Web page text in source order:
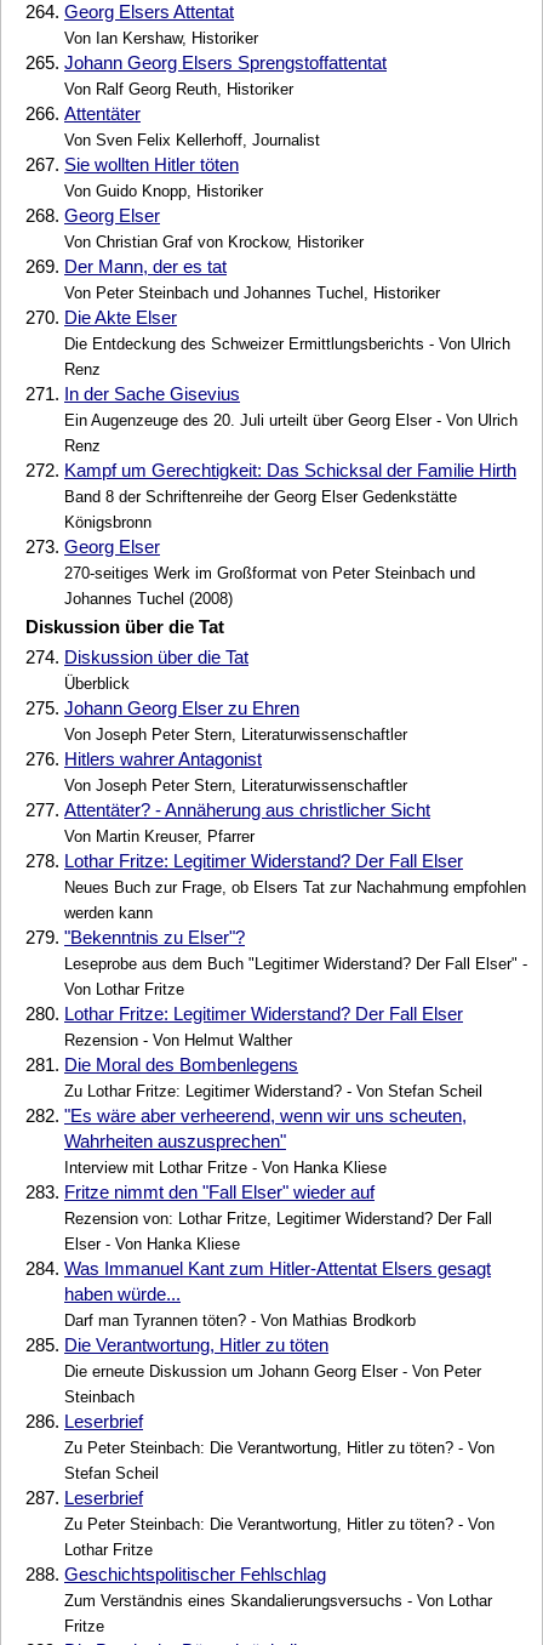
264. Georg Elsers Attentat
Von Ian Kershaw, Historiker
265. Johann Georg Elsers Sprengstoffattentat
Von Ralf Georg Reuth, Historiker
266. Attentäter
Von Sven Felix Kellerhoff, Journalist
267. Sie wollten Hitler töten
Von Guido Knopp, Historiker
268. Georg Elser
Von Christian Graf von Krockow, Historiker
269. Der Mann, der es tat
Von Peter Steinbach und Johannes Tuchel, Historiker
270. Die Akte Elser
Die Entdeckung des Schweizer Ermittlungsberichts - Von Ulrich
Renz
271. In der Sache Gisevius
Ein Augenzeuge des 20. Juli urteilt über Georg Elser - Von Ulrich
Renz
272. Kampf um Gerechtigkeit: Das Schicksal der Familie Hirth
Band 8 der Schriftenreihe der Georg Elser Gedenkstätte
Königsbronn
273. Georg Elser
270-seitiges Werk im Großformat von Peter Steinbach und
Johannes Tuchel (2008)
Diskussion über die Tat
274. Diskussion über die Tat
Überblick
275. Johann Georg Elser zu Ehren
Von Joseph Peter Stern, Literaturwissenschaftler
276. Hitlers wahrer Antagonist
Von Joseph Peter Stern, Literaturwissenschaftler
277. Attentäter? - Annäherung aus christlicher Sicht
Von Martin Kreuser, Pfarrer
278. Lothar Fritze: Legitimer Widerstand? Der Fall Elser
Neues Buch zur Frage, ob Elsers Tat zur Nachahmung empfohlen
werden kann
279. "Bekenntnis zu Elser"?
Leseprobe aus dem Buch "Legitimer Widerstand? Der Fall Elser" -
Von Lothar Fritze
280. Lothar Fritze: Legitimer Widerstand? Der Fall Elser
Rezension - Von Helmut Walther
281. Die Moral des Bombenlegens
Zu Lothar Fritze: Legitimer Widerstand? - Von Stefan Scheil
282. "Es wäre aber verheerend, wenn wir uns scheuten,
Wahrheiten auszusprechen"
Interview mit Lothar Fritze - Von Hanka Kliese
283. Fritze nimmt den "Fall Elser" wieder auf
Rezension von: Lothar Fritze, Legitimer Widerstand? Der Fall
Elser - Von Hanka Kliese
284. Was Immanuel Kant zum Hitler-Attentat Elsers gesagt
haben würde...
Darf man Tyrannen töten? - Von Mathias Brodkorb
285. Die Verantwortung, Hitler zu töten
Die erneute Diskussion um Johann Georg Elser - Von Peter
Steinbach
286. Leserbrief
Zu Peter Steinbach: Die Verantwortung, Hitler zu töten? - Von
Stefan Scheil
287. Leserbrief
Zu Peter Steinbach: Die Verantwortung, Hitler zu töten? - Von
Lothar Fritze
288. Geschichtspolitischer Fehlschlag
Zum Verständnis eines Skandalierungsversuchs - Von Lothar
Fritze